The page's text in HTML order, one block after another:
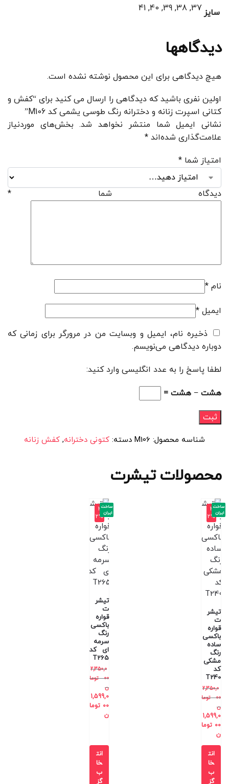
سایز 37, 38, 39, 40, 41
دیدگاهها
هیچ دیدگاهی برای این محصول نوشته نشده است.
اولین نفری باشید که دیدگاهی را ارسال می کنید برای “کفش و
کتانی اسپرت زنانه و دخترانه رنگ طوسی یشمی کد M106”
نشانی ایمیل شما منتشر نخواهد شد. بخش‌های موردنیاز
علامت‌گذاری شده‌اند *
امتیاز شما *
دیدگاه شما *
نام *
ایمیل *
ذخیره نام، ایمیل و وبسایت من در مرورگر برای زمانی که
دوباره دیدگاهی می‌نویسم.
لطفا پاسخ را به عدد انگلیسی وارد کنید:
هشت − هشت =
شناسه محصول: M106 دسته: کتونی دخترانه, کفش زنانه
محصولات تیشرت
-3
2%
تیشر
ت
قواره
باکسی
ساده
رنگ
مشکی
کد
T240
2,350,0
00
توما
ن
1,599,0
00 توما
ن
ساخت
ایران
انت
خا
ب
گز
-3
2%
تیشر
ت
قواره
باکسی
رنگ
سرمه
ای کد
T265
2,350,0
00
توما
ن
1,599,0
00 توما
ن
ساخت
ایران
انت
خا
ب
گز